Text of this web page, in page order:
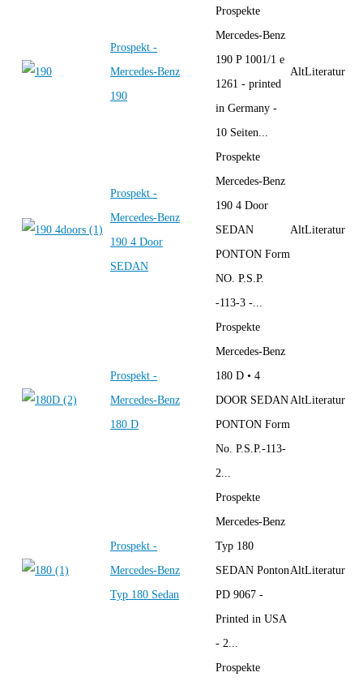
Prospekt -
Mercedes-Benz
190
Prospekte
Mercedes-Benz
190 P 1001/1 e
1261 - printed
in Germany -
10 Seiten...
AltLiteratur
Prospekt -
Mercedes-Benz
190 4 Door
SEDAN
Prospekte
Mercedes-Benz
190 4 Door
SEDAN
PONTON Form
NO. P.S.P.
-113-3 -...
AltLiteratur
Prospekt -
Mercedes-Benz
180 D
Prospekte
Mercedes-Benz
180 D • 4
DOOR SEDAN
PONTON Form
No. P.S.P.-113-
2...
AltLiteratur
Prospekt -
Mercedes-Benz
Typ 180 Sedan
Prospekte
Mercedes-Benz
Typ 180
SEDAN Ponton
PD 9067 -
Printed in USA
- 2...
AltLiteratur
Prospekte